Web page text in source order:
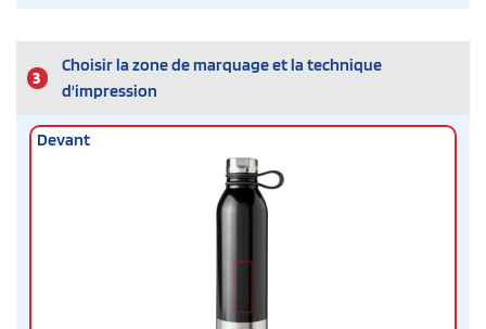
3
Choisir la zone de marquage et la technique
d'impression
Devant